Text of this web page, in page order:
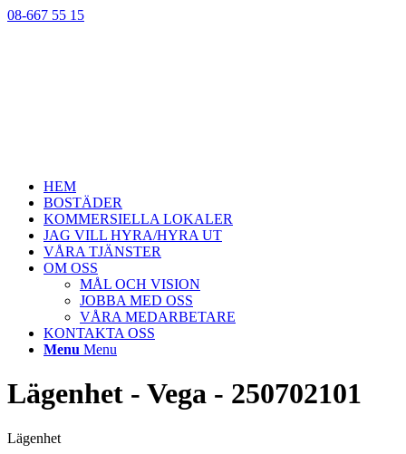
08-667 55 15
HEM
BOSTÄDER
KOMMERSIELLA LOKALER
JAG VILL HYRA/HYRA UT
VÅRA TJÄNSTER
OM OSS
MÅL OCH VISION
JOBBA MED OSS
VÅRA MEDARBETARE
KONTAKTA OSS
Menu Menu
Lägenhet - Vega - 250702101
Lägenhet